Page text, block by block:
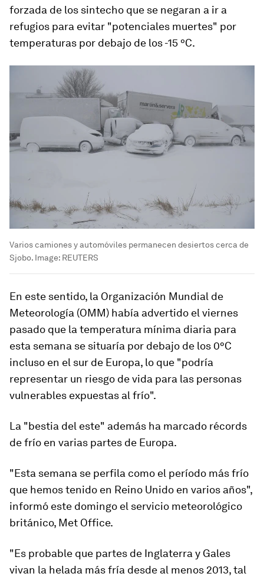
forzada de los sintecho que se negaran a ir a
refugios para evitar "potenciales muertes" por
temperaturas por debajo de los -15 ºC.
Varios camiones y automóviles permanecen desiertos cerca de
Sjobo. Image: REUTERS
En este sentido, la Organización Mundial de
Meteorología (OMM) había advertido el viernes
pasado que la temperatura mínima diaria para
esta semana se situaría por debajo de los 0°C
incluso en el sur de Europa, lo que "podría
representar un riesgo de vida para las personas
vulnerables expuestas al frío".
La "bestia del este" además ha marcado récords
de frío en varias partes de Europa.
"Esta semana se perfila como el período más frío
que hemos tenido en Reino Unido en varios años",
informó este domingo el servicio meteorológico
británico, Met Office.
"Es probable que partes de Inglaterra y Gales
vivan la helada más fría desde al menos 2013, tal